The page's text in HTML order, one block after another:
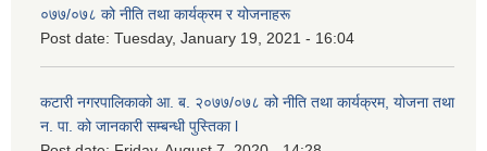
०७७/०७८ को नीति तथा कार्यक्रम र योजनाहरू
Post date: Tuesday, January 19, 2021 - 16:04
कटारी नगरपालिकाको आ. ब. २०७७/०७८ को नीति तथा कार्यक्रम, योजना तथा
न. पा. को जानकारी सम्बन्धी पुस्तिका l